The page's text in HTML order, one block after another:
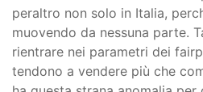
peraltro non solo in Italia,
muovendo da nessuna parte.
rientrare nei parametri dei
tendono a vendere più che